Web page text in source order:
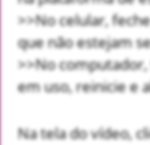
>>No celular,
que não estejam
>>No
em uso, reinicie e
Na tela do vídeo,